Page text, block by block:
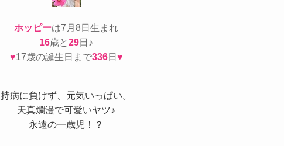
ホッピーは7月8日生まれ
16歳と29日♪
♥17歳の誕生日まで336日 ♥
持病に負けず、元気いっぱい。
天真爛漫で可愛いヤツ♪
永遠の一歳児！？